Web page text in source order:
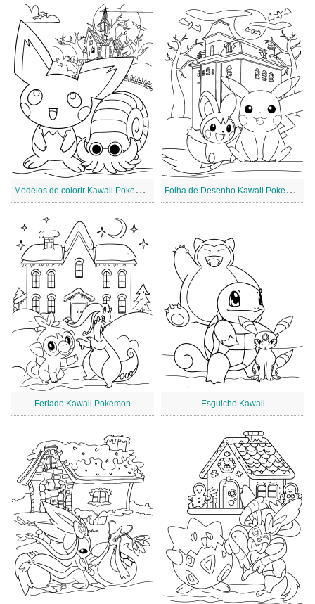
M
odelos de colorir Kawaii Pokemon F
olha de Desenho Kawaii Pokemon
Feriado Kawaii Pokemon Esguicho Kawaii